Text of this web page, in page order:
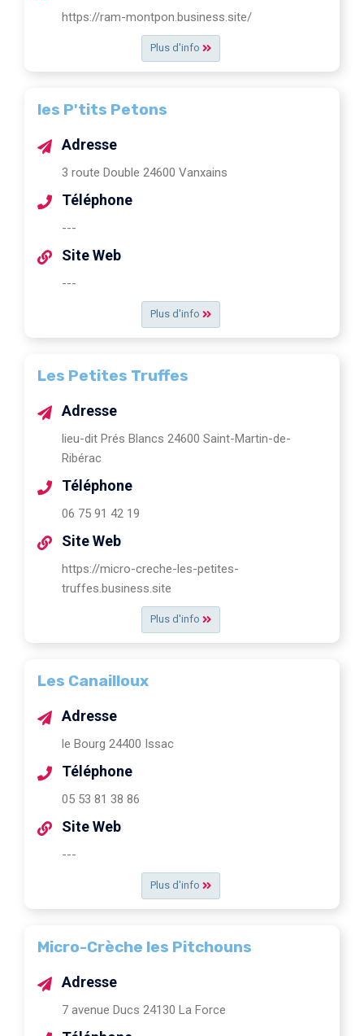
Plus d'info
https://ram-montpon.business.site/
les P'tits Petons
Plus d'info
Adresse
3 route Double 24600 Vanxains
Téléphone
---
Site Web
---
Les Petites Truffes
Plus d'info
Adresse
lieu-dit Prés Blancs 24600 Saint-Martin-de-
Ribérac
Téléphone
06 75 91 42 19
Site Web
https://micro-creche-les-petites-
truffes.business.site
Les Canailloux
Plus d'info
Adresse
le Bourg 24400 Issac
Téléphone
05 53 81 38 86
Site Web
---
Micro-Crèche les Pitchouns
Adresse
7 avenue Ducs 24130 La Force